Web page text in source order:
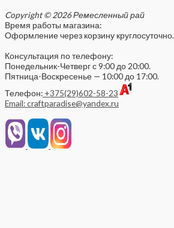
Copyright © 2026 Ремесленный рай
Время работы магазина:
Оформление через корзину круглосуточно.
Консультация по телефону:
Понедельник-Четверг с 9:00 до 20:00.
Пятница-Воскресенье — 10:00 до 17:00.
Телефон: +375(29)602-58-23
Email: craftparadise@yandex.ru